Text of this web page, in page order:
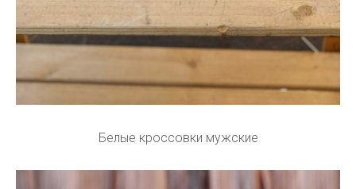
Белые кроссовки мужские